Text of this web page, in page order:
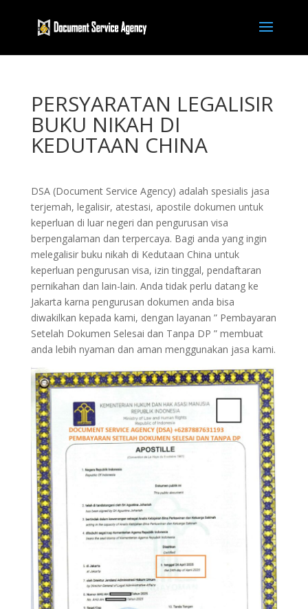
PERSYARATAN LEGALISIR
BUKU NIKAH DI
KEDUTAAN CHINA
DSA (Document Service Agency) adalah spesialis jasa
terjemah, legalisir, atestasi, apostile dokumen untuk
keperluan di luar negeri dan pengurusan visa
berpengalaman dan terpercaya. Bagi anda yang ingin
melegalisir buku nikah di Kedutaan China untuk
keperluan pengurusan visa, izin tinggal, pendaftaran
pernikahan dan lain-lain. Anda tidak perlu datang ke
Jakarta karna pengurusan dokumen anda bisa
diwakilkan kepada kami, dengan layanan ” Pembayaran
Setelah Dokumen Selesai dan Tanpa DP ” membuat
anda lebih nyaman dan aman menggunakan jasa kami.